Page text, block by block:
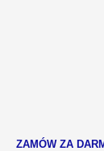
ZAMÓW ZA